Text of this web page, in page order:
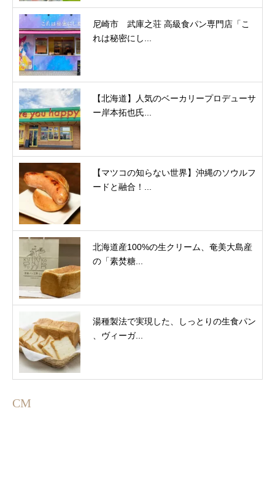
尼崎市 武庫之荘 高級食パン専門店「こ
れは秘密にし...
【北海道】人気のベーカリープロデューサ
ー岸本拓也氏...
【マツコの知らない世界】沖縄のソウルフ
ードと融合！...
北海道産100%の生クリーム、奄美大島産
の「素焚糖...
湯種製法で実現した、しっとりの生食パン
、ヴィーガ...
CM